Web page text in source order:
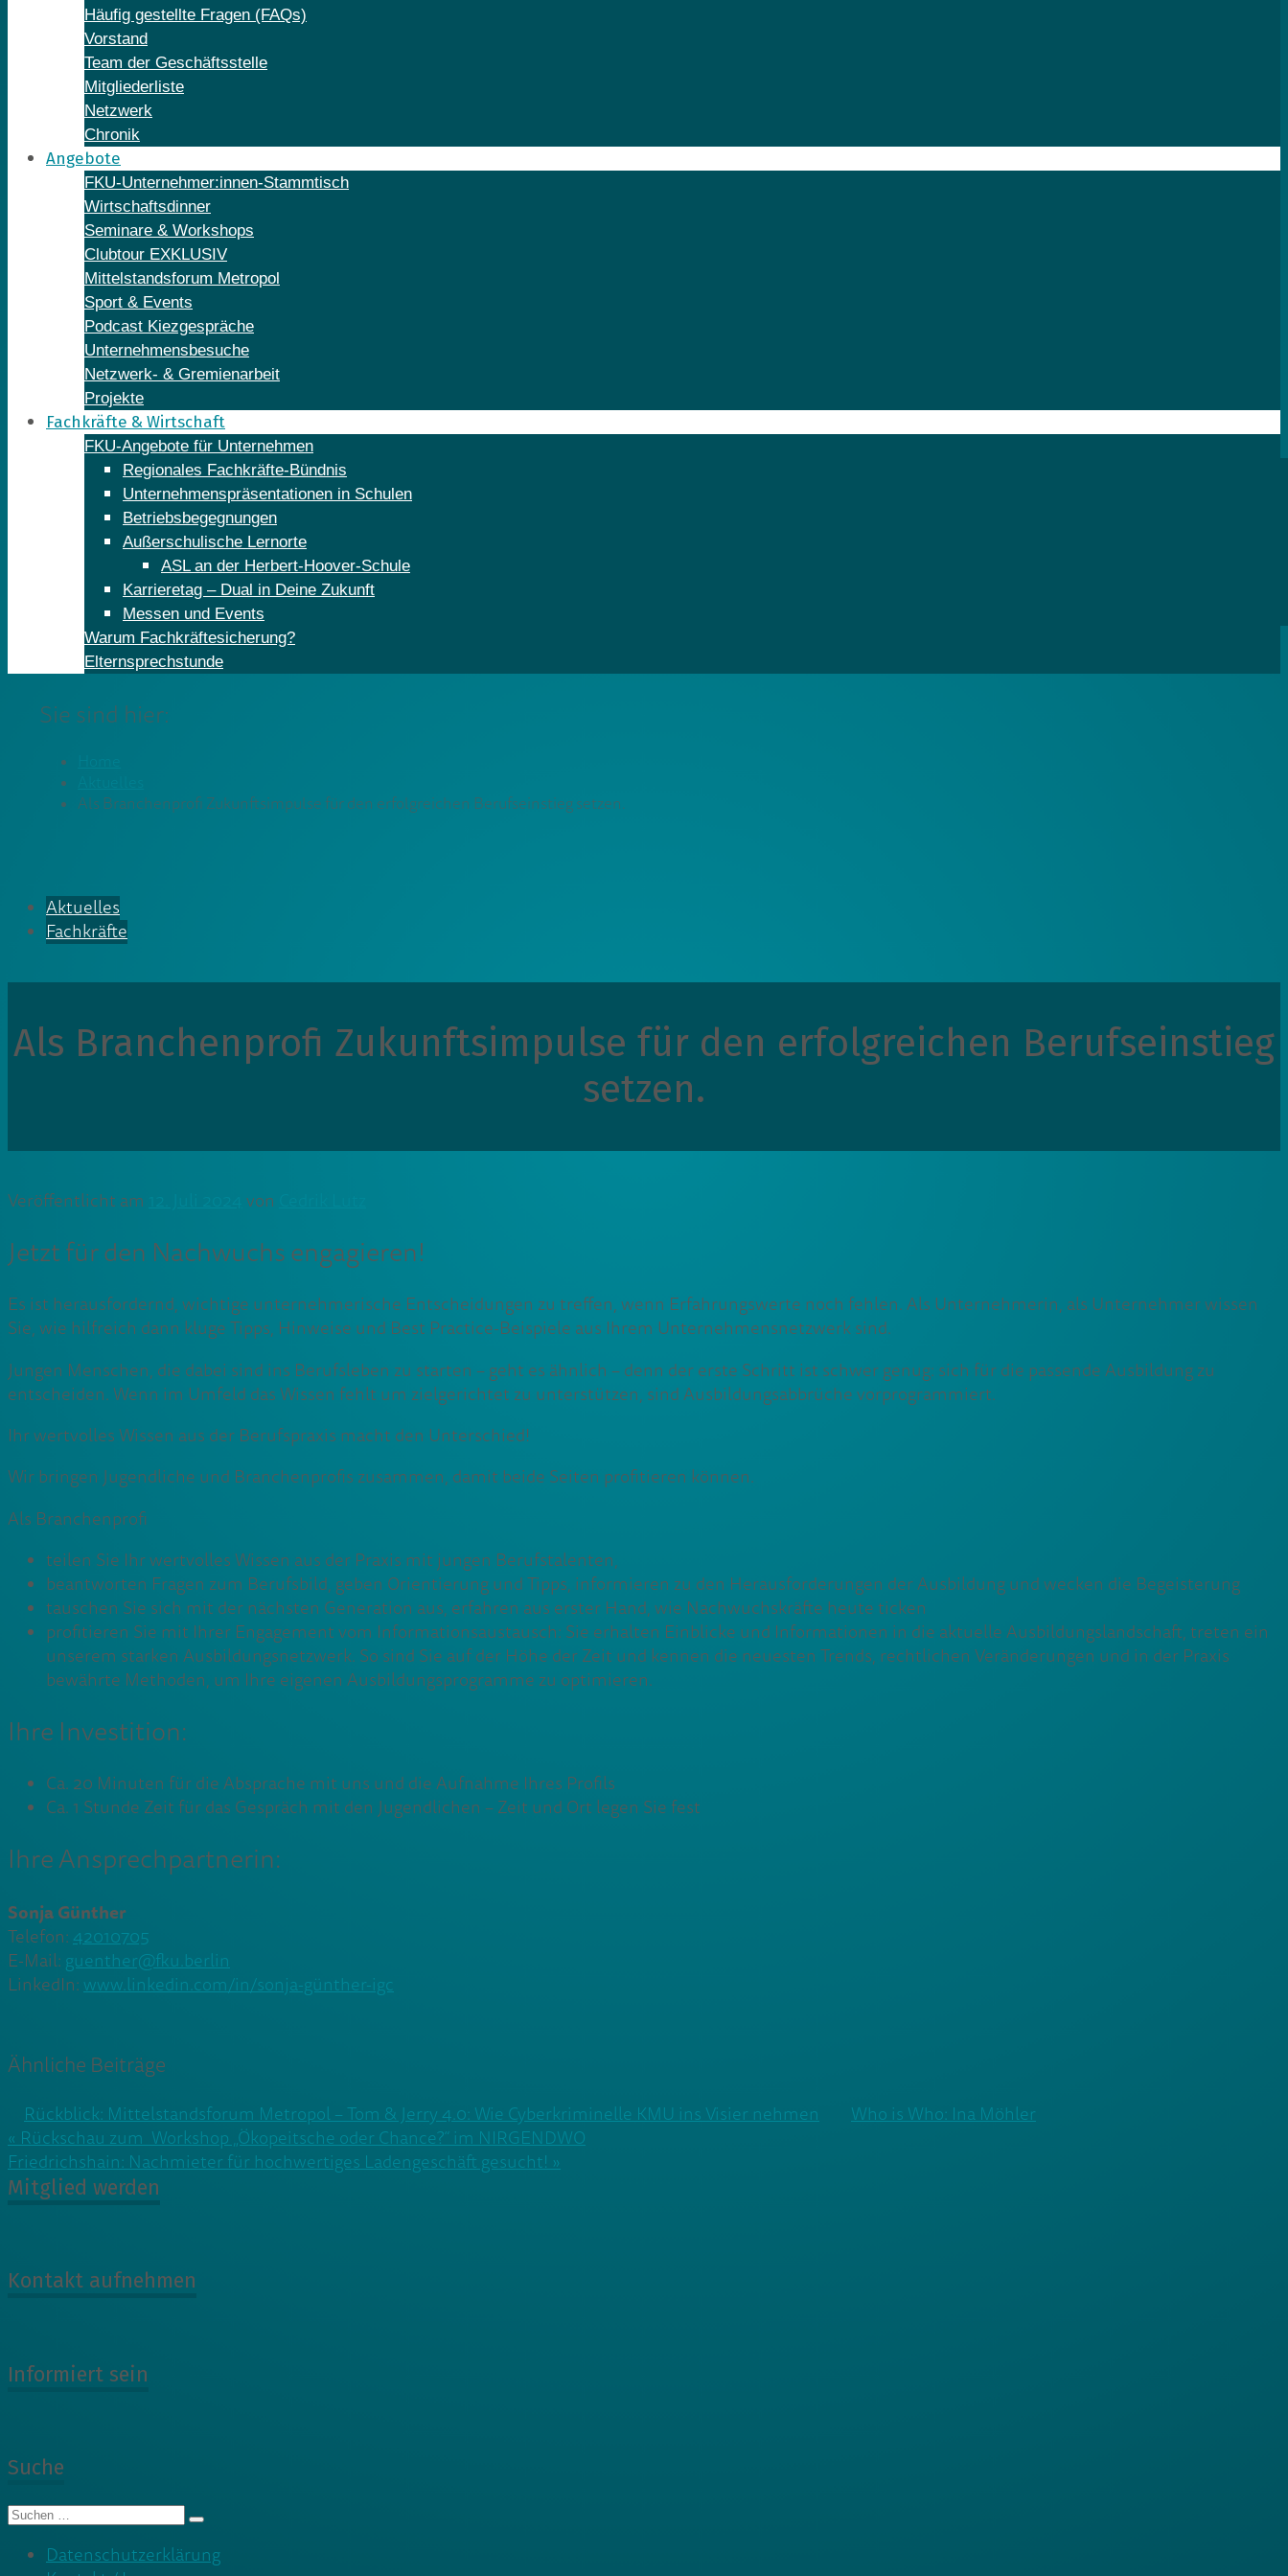
Häufig gestellte Fragen (FAQs)
Vorstand
Team der Geschäftsstelle
Mitgliederliste
Netzwerk
Chronik
Angebote
FKU-Unternehmer:innen-Stammtisch
Wirtschaftsdinner
Seminare & Workshops
Clubtour EXKLUSIV
Mittelstandsforum Metropol
Sport & Events
Podcast Kiezgespräche
Unternehmensbesuche
Netzwerk- & Gremienarbeit
Projekte
Fachkräfte & Wirtschaft
FKU-Angebote für Unternehmen
Regionales Fachkräfte-Bündnis
Unternehmenspräsentationen in Schulen
Betriebsbegegnungen
Außerschulische Lernorte
ASL an der Herbert-Hoover-Schule
Karrieretag – Dual in Deine Zukunft
Messen und Events
Warum Fachkräftesicherung?
Elternsprechstunde
Sie sind hier:
Als Branchenprofi Zukunftsimpulse für den erfolgreichen Berufseinstieg setzen.
Aktuelles
Fachkräfte
Als Branchenprofi Zukunftsimpulse für den erfolgreichen Berufseinstieg
setzen.
Veröffentlicht am von
Jetzt für den Nachwuchs engagieren!
Es ist herausfordernd, wichtige unternehmerische Entscheidungen zu treffen, wenn Erfahrungswerte noch fehlen. Als Unternehmerin, als Unternehmer wissen
Sie, wie hilfreich dann kluge Tipps, Hinweise und Best Practice-Beispiele aus Ihrem Unternehmensnetzwerk sind.
Jungen Menschen, die dabei sind ins Berufsleben zu starten – geht es ähnlich – denn der erste Schritt ist schwer genug: sich für die passende Ausbildung zu
entscheiden. Wenn im Umfeld das Wissen fehlt um zielgerichtet zu unterstützen, sind Ausbildungsabbrüche vorprogrammiert.
Ihr wertvolles Wissen aus der Berufspraxis macht den Unterschied!
Wir bringen Jugendliche und Branchenprofis zusammen, damit beide Seiten profitieren können.
Als Branchenprofi
teilen Sie Ihr wertvolles Wissen aus der Praxis mit jungen Berufstalenten,
beantworten Fragen zum Berufsbild, geben Orientierung und Tipps, informieren zu den Herausforderungen der Ausbildung und wecken die Begeisterung
tauschen Sie sich mit der nächsten Generation aus, erfahren aus erster Hand, wie Nachwuchskräfte heute ticken
profitieren Sie mit Ihrer Engagement vom Informationsaustausch: Sie erhalten Einblicke und Informationen in die aktuelle Ausbildungslandschaft, treten ein
unserem starken Ausbildungsnetzwerk. So sind Sie auf der Höhe der Zeit und kennen die neuesten Trends, rechtlichen Veränderungen und in der Praxis
bewährte Methoden, um Ihre eigenen Ausbildungsprogramme zu optimieren.
Ihre Investition:
Ca. 20 Minuten für die Absprache mit uns und die Aufnahme Ihres Profils
Ca. 1 Stunde Zeit für das Gespräch mit den Jugendlichen – Zeit und Ort legen Sie fest
Ihre Ansprechpartnerin:
Sonja Günther
Telefon: 42010705
E-Mail: guenther@fku.berlin
LinkedIn: www.linkedin.com/in/sonja-günther-igc
Ähnliche Beiträge
Rückblick: Mittelstandsforum Metropol – Tom & Jerry 4.0: Wie Cyberkriminelle KMU ins Visier nehmen Who is Who: Ina Möhler
Beitragsnavigation
« Rückschau zum Workshop „Ökopeitsche oder Chance?“ im NIRGENDWO
Friedrichshain: Nachmieter für hochwertiges Ladengeschäft gesucht! »
Mitglied werden
Kontakt aufnehmen
Informiert sein
Suche
Suche
Datenschutzerklärung